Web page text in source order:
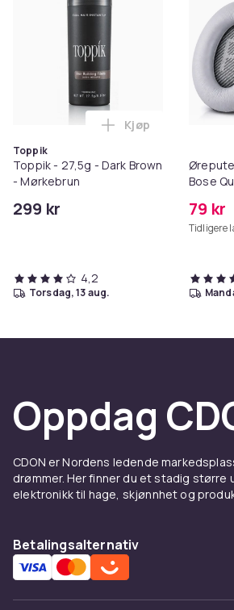
Toppik
Toppik - 27,5g - Dark Brown
- Mørkebrun
299 kr
Legg Toppik -
Kjøp
4,2
torsdag, 13 aug.
Bose
Grå
79 kr
Tidligere
Oppdag
CDON er Nordens ledende
drømmer. Her finner du et stadig større
elektronikk til hage, skjønnhet og
Betalingsalternativ